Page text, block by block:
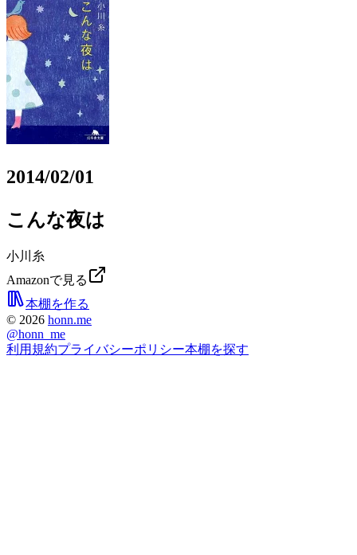
2014/02/01
こんな夜は
小川糸
Amazonで見る
本棚を作る
© 2026 honn.me
@honn_me
利用規約プライバシーポリシー本棚を探す